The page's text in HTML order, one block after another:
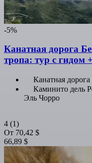
-5%
Канатная дорога
тропа: тур с гидом
Канатная
Каминито дель
Эль Чорро
4 (1)
От 70,42 $
66,89 $